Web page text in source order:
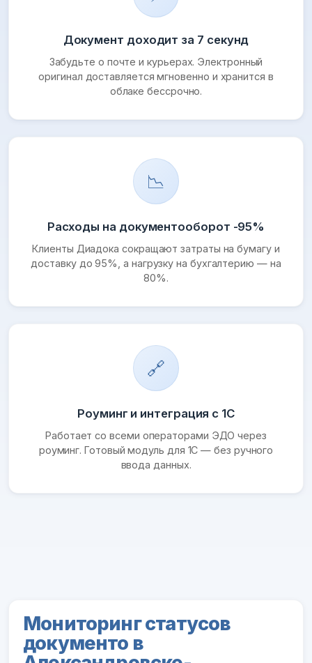
Документ доходит за 7 секунд
Забудьте о почте и курьерах. Электронный
оригинал доставляется мгновенно и хранится в
облаке бессрочно.
📉
Расходы на документооборот -95%
Клиенты Диадока сокращают затраты на бумагу и
доставку до 95%, а нагрузку на бухгалтерию — на
80%.
🔗
Роуминг и интеграция с 1С
Работает со всеми операторами ЭДО через
роуминг. Готовый модуль для 1С — без ручного
ввода данных.
Мониторинг статусов
документо в